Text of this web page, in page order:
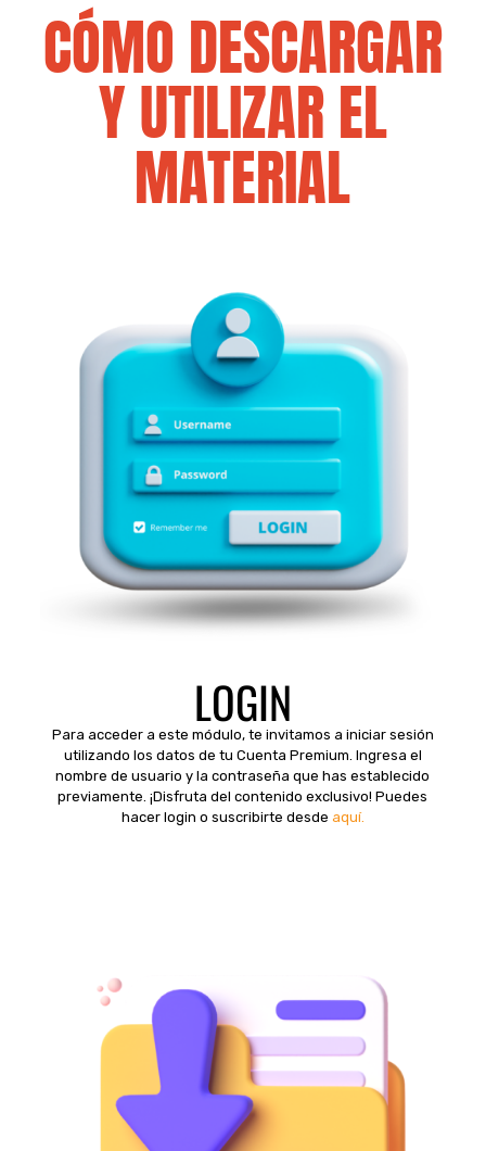
CÓMO DESCARGAR
Y UTILIZAR EL
MATERIAL
LOGIN
Para acceder a este módulo, te invitamos a iniciar sesión
utilizando los datos de tu Cuenta Premium. Ingresa el
nombre de usuario y la contraseña que has establecido
previamente. ¡Disfruta del contenido exclusivo! Puedes
hacer login o suscribirte desde aquí.